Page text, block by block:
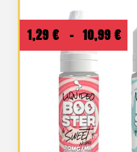
1,29 € – 10,99 €
de